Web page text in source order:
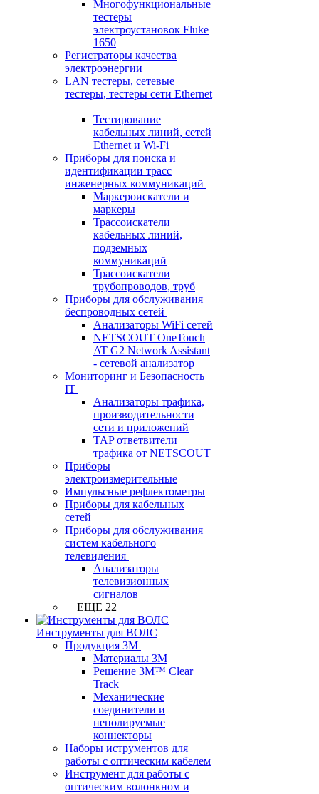
Многофункциональные
тестеры
электроустановок Fluke
1650
Регистраторы качества
электроэнергии
LAN тестеры, сетевые
тестеры, тестеры сети Ethernet
Тестирование
кабельных линий, сетей
Ethernet и Wi-Fi
Приборы для поиска и
идентификации трасс
инженерных коммуникаций
Маркероискатели и
маркеры
Трассоискатели
кабельных линий,
подземных
коммуникаций
Трассоискатели
трубопроводов, труб
Приборы для обслуживания
беспроводных сетей
Анализаторы WiFi сетей
NETSCOUT OneTouch
AT G2 Network Assistant
- сетевой анализатор
Мониторинг и Безопасность
IT
Анализаторы трафика,
производительности
сети и приложений
TAP ответвители
трафика от NETSCOUT
Приборы
электроизмерительные
Импульсные рефлектометры
Приборы для кабельных
сетей
Приборы для обслуживания
систем кабельного
телевидения
Анализаторы
телевизионных
сигналов
+ ЕЩЕ 22
Инструменты для ВОЛС
Продукция 3M
Материалы 3М
Решение 3M™ Clear
Track
Механические
соединители и
неполируемые
коннекторы
Наборы иструментов для
работы с оптическим кабелем
Инструмент для работы с
оптическим волонкном и